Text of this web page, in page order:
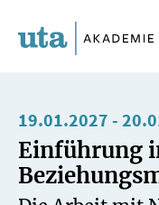
zum
19.01.2027 -
Einführung